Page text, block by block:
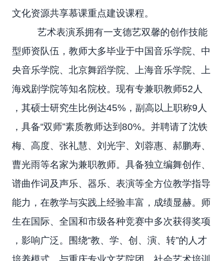
文化资源共享慕课重点建设课程。
艺术表演系拥有一支德艺双馨的创作技能
型师资队伍，教师大多毕业于中国音乐学院、中
央音乐学院、北京舞蹈学院、上海音乐学院、上
海戏剧学院等知名院校。现有专兼职教师52人
，其硕士研究生比例达45%，副高以上职称9人
，具备“双师”素质教师达到80%。并聘请了沈铁
梅、高度、张礼慧、刘光宇、刘蓉惠、郝鹏寿、
曹光雨等名家为兼职教师。具备独立编舞创作、
谱曲作词及声乐、器乐、表演等全方位教学指导
能力，在教学与实践上经验丰富，成绩显赫。师
生在国际、全国和市级各种竞赛中多次获得奖项
，影响广泛。围绕“教、学、创、演、转”的人才